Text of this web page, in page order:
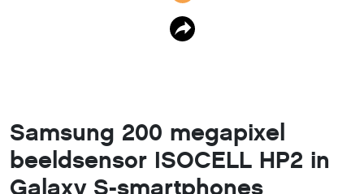
Samsung 200 megapixel
beeldsensor ISOCELL HP2 in
Galaxy S-smartphones